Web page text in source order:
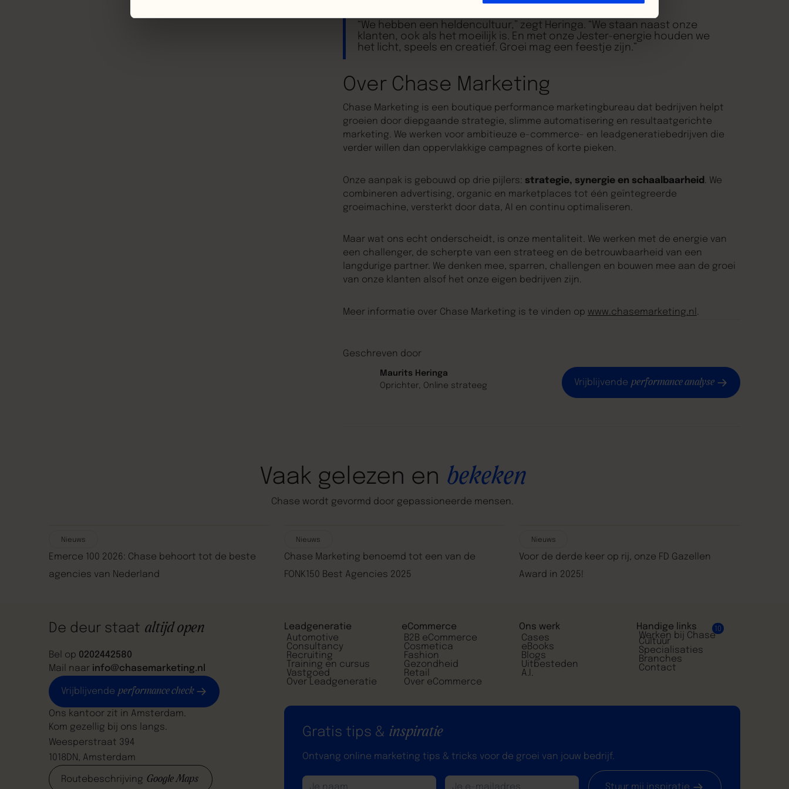
“We hebben een heldencultuur,” zegt Heringa. “We staan naast onze
klanten, ook als het moeilijk is. En met onze Jester-energie houden we
het licht, speels en creatief. Groei mag een feestje zijn.”
Over Chase Marketing
Chase Marketing is een boutique performance marketingbureau dat bedrijven helpt
groeien door diepgaande strategie, slimme automatisering en resultaatgerichte
marketing. We werken voor ambitieuze e-commerce- en leadgeneratiebedrijven die
verder willen dan oppervlakkige campagnes of korte pieken.
Onze aanpak is gebouwd op drie pijlers: strategie, synergie en schaalbaarheid . We
combineren advertising, organic en marketplaces tot één geïntegreerde
groeimachine, versterkt door data, AI en continu optimaliseren.
Maar wat ons echt onderscheidt, is onze mentaliteit. We werken met de energie van
een challenger, de scherpte van een strateeg en de betrouwbaarheid van een
langdurige partner. We denken mee, sparren, challengen en bouwen mee aan de groei
van onze klanten alsof het onze eigen bedrijven zijn.
Meer informatie over Chase Marketing is te vinden op www.chasemarketing.nl .
Geschreven door
Maurits Heringa
Oprichter, Online strateeg
Vrijblijvende performance analyse
Vaak gelezen en bekeken
Chase wordt gevormd door gepassioneerde mensen.
Nieuws
Emerce 100 2026: Chase behoort tot de beste
agencies van Nederland
Nieuws
Chase Marketing benoemd tot een van de
FONK150 Best Agencies 2025
Nieuws
Voor de derde keer op rij, onze FD Gazellen
Award in 2025!
De deur staat altijd open
Bel op 0202442580
Mail naar info@chasemarketing.nl
Vrijblijvende performance check
Ons kantoor zit in Amsterdam.
Kom gezellig bij ons langs.
Weesperstraat 394
1018DN, Amsterdam
Routebeschrijving Google Maps
Leadgeneratie
Automotive
Consultancy
Recruiting
Training en cursus
Vastgoed
Over Leadgeneratie
eCommerce
B2B eCommerce
Cosmetica
Fashion
Gezondheid
Retail
Over eCommerce
Ons werk
Cases
eBooks
Blogs
Uitbesteden
A.I.
Handige links
Werken bij Chase
10
Cultuur
Specialisaties
Branches
Contact
Gratis tips & inspiratie
Ontvang online marketing tips & tricks voor de groei van jouw bedrijf.
Stuur mij inspiratie